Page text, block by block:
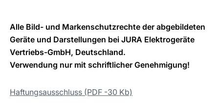
Alle Bild- und Markenschutzrechte der abgebildeten
Geräte und Darstellungen bei JURA Elektrogeräte
Vertriebs-GmbH, Deutschland.
Verwendung nur mit schriftlicher Genehmigung!
Haftungsausschluss (PDF -30 Kb)